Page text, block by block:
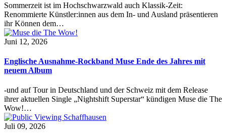
Sommerzeit ist im Hochschwarzwald auch Klassik-Zeit:
Renommierte Künstler:innen aus dem In- und Ausland präsentieren
ihr Können dem…
Juni 12, 2026
Englische Ausnahme-Rockband Muse Ende des Jahres mit
neuem Album
-und auf Tour in Deutschland und der Schweiz mit dem Release
ihrer aktuellen Single „Nightshift Superstar“ kündigen Muse die The
Wow!…
Juli 09, 2026